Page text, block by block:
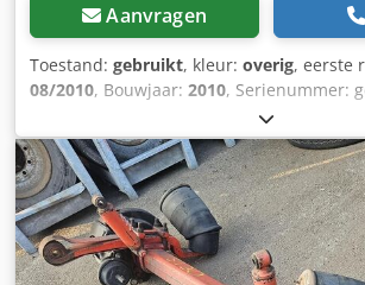
Aanvragen
Toestand: gebruikt, kleur: overig, eerste
08/2010, Bouwjaar: 2010, Serienummer:
hebben meer dan 100 assen op voorraad.
Ak Uoha Neem contact met ons op als u
wat u zoekt.